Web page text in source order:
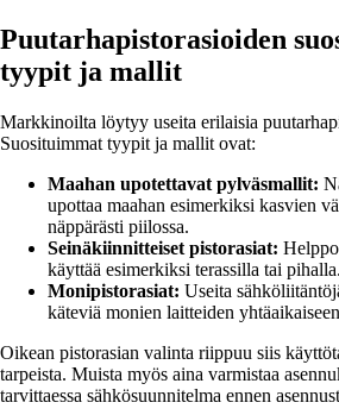
Puutarhapistorasioiden
tyypit ja mallit
Markkinoilta löytyy useita erilaisia
Suosituimmat tyypit ja mallit ovat:
Maahan upotettavat pylväsmallit:
upottaa maahan esimerkiksi kasvien
näppärästi piilossa.
Seinäkiinnitteiset pistorasiat:
käyttää esimerkiksi terassilla tai pihalla.
Monipistorasiat: Useita
käteviä monien laitteiden
Oikean pistorasian valinta riippuu siis
tarpeista. Muista myös aina varmistaa
tarvittaessa sähkösuunnitelma ennen